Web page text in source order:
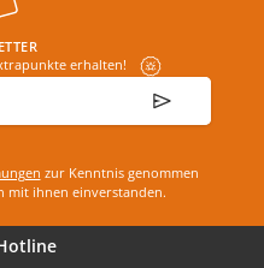
erhalten!
zur Kenntnis genommen
mit ihnen einverstanden.